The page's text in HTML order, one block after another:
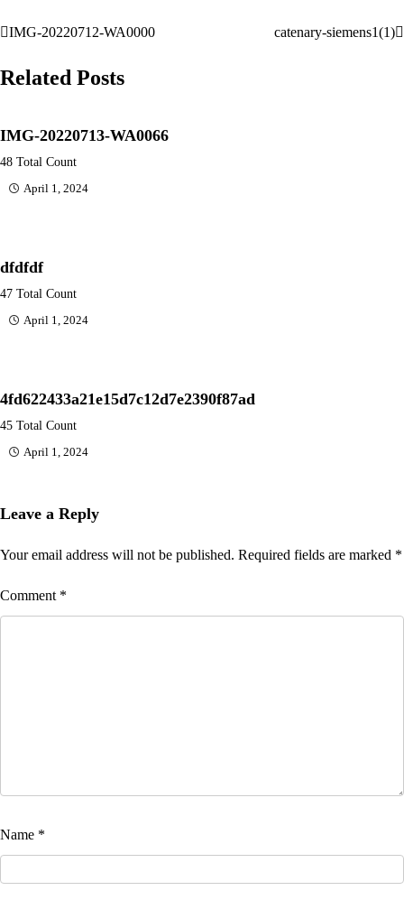
Post
navigation
IMG-20220712-WA0000 catenary-siemens1(1)
Related Posts
IMG-20220713-WA0066
48 Total Count
April 1, 2024
dfdfdf
47 Total Count
April 1, 2024
4fd622433a21e15d7c12d7e2390f87ad
45 Total Count
April 1, 2024
Leave a Reply
Your email address will not be published. Required fields are marked *
Comment *
Name *